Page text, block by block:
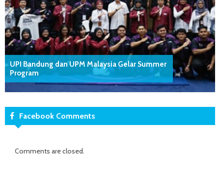
UPI Bandung dan UPM Malaysia Gelar Summer
Program
Facebook Comments
Comments are closed.